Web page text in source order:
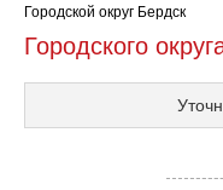
Городской округ Бердск
Городского